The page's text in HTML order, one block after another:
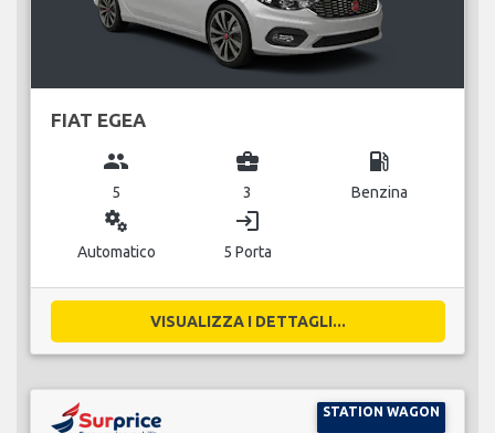
FIAT EGEA
group
5
business_center
3
local_gas_station
Benzina
miscellaneous_services
Automatico
login
5 Porta
VISUALIZZA I DETTAGLI...
STATION WAGON